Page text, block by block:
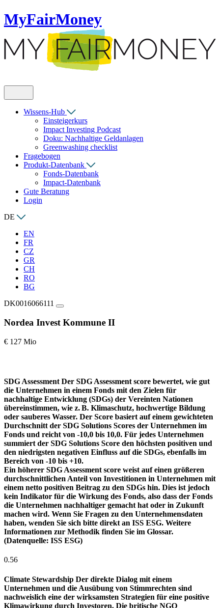
MyFairMoney
Wissens-Hub
Einsteigerkurs
Impact Investing Podcast
Doku: Nachhaltige Geldanlagen
Greenwashing checklist
Fragebogen
Produkt-Datenbank
Fonds-Datenbank
Impact-Datenbank
Gute Beratung
Login
DE
EN
FR
CZ
GR
CH
RO
BG
DK0016066111
Nordea Invest Kommune II
€ 127 Mio
SDG Assessment Der SDG Assessment score bewertet, wie gut
die Unternehmen in einem Fonds mit den Zielen für
nachhaltige Entwicklung (SDGs) der Vereinten Nationen
übereinstimmen, wie z. B. Klimaschutz, hochwertige Bildung
oder sauberes Wasser. Der Score basiert auf einem gewichteten
Durchschnitt der SDG Solutions Scores der Unternehmen im
Fonds und reicht von -10,0 bis 10,0. Für jedes Unternehmen
summiert der SDG Solutions Score den höchsten positiven und
den niedrigsten negativen Einfluss auf die SDGs, ebenfalls im
Bereich von -10 bis +10.
Ein höherer SDG Assessment score weist auf einen größeren
durchschnittlichen Anteil von Investitionen in Unternehmen mit
einem netto positiven Beitrag zu den SDGs hin. Dies ist jedoch
kein Indikator für die Wirkung des Fonds, also dass der Fonds
die Unternehmen nachhaltiger gemacht hat oder in Zukunft
machen wird. Wenn Sie Fragen zu den Unternehmensdaten
haben, wenden Sie sich bitte direkt an ISS ESG. Weitere
Informationen zur Methodik finden Sie im Glossar.
(Datenquelle: ISS ESG)
0.56
Climate Stewardship Der direkte Dialog mit einem
Unternehmen und die Ausübung von Stimmrechten sind
nachweislich eine der wirksamsten Strategien für eine positive
Klimawirkung durch Investoren. Die britische NGO